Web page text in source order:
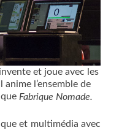
et joue avec les
l’ensemble de
Fabrique Nomade.
et multimédia avec